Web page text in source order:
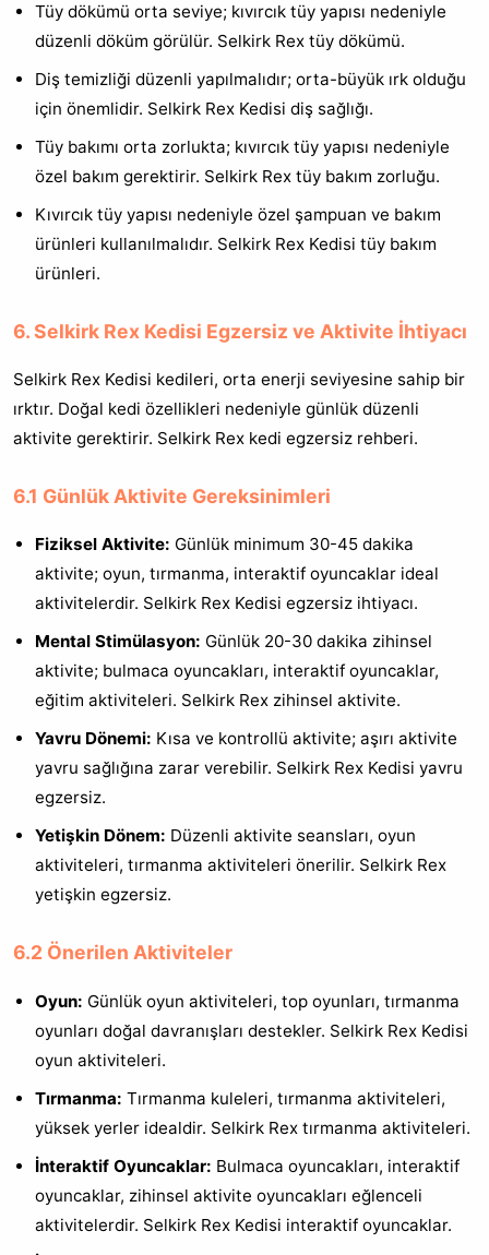
Tüy dökümü orta seviye; kıvırcık tüy yapısı nedeniyle
düzenli döküm görülür. Selkirk Rex tüy dökümü.
Diş temizliği düzenli yapılmalıdır; orta-büyük ırk olduğu
için önemlidir. Selkirk Rex Kedisi diş sağlığı.
Tüy bakımı orta zorlukta; kıvırcık tüy yapısı nedeniyle
özel bakım gerektirir. Selkirk Rex tüy bakım zorluğu.
Kıvırcık tüy yapısı nedeniyle özel şampuan ve bakım
ürünleri kullanılmalıdır. Selkirk Rex Kedisi tüy bakım
ürünleri.
6. Selkirk Rex Kedisi Egzersiz ve Aktivite İhtiyacı
Selkirk Rex Kedisi kedileri, orta enerji seviyesine sahip bir
ırktır. Doğal kedi özellikleri nedeniyle günlük düzenli
aktivite gerektirir. Selkirk Rex kedi egzersiz rehberi.
6.1 Günlük Aktivite Gereksinimleri
Fiziksel Aktivite: Günlük minimum 30-45 dakika
aktivite; oyun, tırmanma, interaktif oyuncaklar ideal
aktivitelerdir. Selkirk Rex Kedisi egzersiz ihtiyacı.
Mental Stimülasyon: Günlük 20-30 dakika zihinsel
aktivite; bulmaca oyuncakları, interaktif oyuncaklar,
eğitim aktiviteleri. Selkirk Rex zihinsel aktivite.
Yavru Dönemi: Kısa ve kontrollü aktivite; aşırı aktivite
yavru sağlığına zarar verebilir. Selkirk Rex Kedisi yavru
egzersiz.
Yetişkin Dönem: Düzenli aktivite seansları, oyun
aktiviteleri, tırmanma aktiviteleri önerilir. Selkirk Rex
yetişkin egzersiz.
6.2 Önerilen Aktiviteler
Oyun: Günlük oyun aktiviteleri, top oyunları, tırmanma
oyunları doğal davranışları destekler. Selkirk Rex Kedisi
oyun aktiviteleri.
Tırmanma: Tırmanma kuleleri, tırmanma aktiviteleri,
yüksek yerler idealdir. Selkirk Rex tırmanma aktiviteleri.
İnteraktif Oyuncaklar: Bulmaca oyuncakları, interaktif
oyuncaklar, zihinsel aktivite oyuncakları eğlenceli
aktivitelerdir. Selkirk Rex Kedisi interaktif oyuncaklar.